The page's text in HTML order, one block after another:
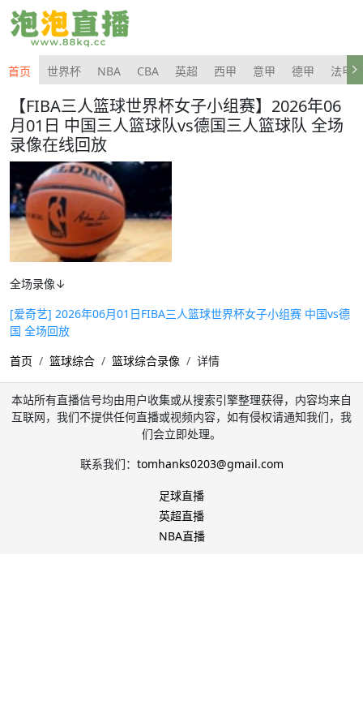
首页 世界杯 NBA CBA 英超 西甲 意甲 德甲 法甲
【FIBA三人篮球世界杯女子小组赛】2026年06
月01日 中国三人篮球队vs德国三人篮球队 全场
录像在线回放
全场录像↓
[爱奇艺] 2026年06月01日FIBA三人篮球世界杯女子小组赛 中国vs德
国 全场回放
首页
篮球综合 篮球综合录像 详情
本站所有直播信号均由用户收集或从搜索引擎整理获得，内容均来自
互联网，我们不提供任何直播或视频内容，如有侵权请通知我们，我
们会立即处理。
联系我们： tomhanks0203@gmail.com
足球直播
英超直播
NBA直播